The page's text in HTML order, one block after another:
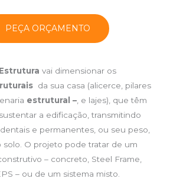
PEÇA ORÇAMENTO
vai dimensionar os
da sua casa (alicerce, pilares
estrutural – , e lajes), que têm
a edificação, transmitindo
e permanentes, ou seu peso,
solo. O projeto pode tratar de um
– concreto, Steel Frame,
– ou de um sistema misto.